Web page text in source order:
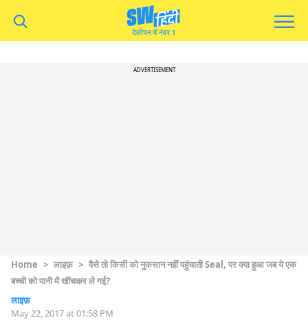
ADVERTISEMENT
Home > लाइफ़ > वैसे तो किसी को नुकसान नहीं पहुंचाती Seal, पर क्या हुआ जब ये एक
बच्ची को पानी में खींचकर ले गई?
लाइफ़
May 22, 2017 at 01:58 PM